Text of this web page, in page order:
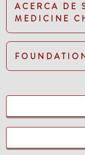
ACERCA DE
MEDICINE